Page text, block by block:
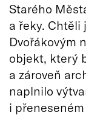
Starého
a řeky. Chtěli
Dvořákovým
objekt, který
a zároveň
naplnilo
i